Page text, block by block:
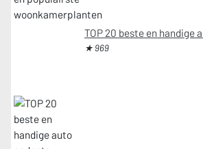
TOP 20 beste en handige
★ 969